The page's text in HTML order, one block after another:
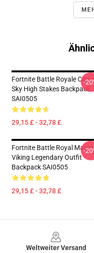
Fortnite Battle Royale Clear
Sky High Stakes Backpack
SAI0505
29,15 £ - 32,78 £
-
Fortnite Battle Royal
Viking Legendary Outfit
Backpack SAI0505
29,15 £ - 32,78 £
-
Weltweiter Versand